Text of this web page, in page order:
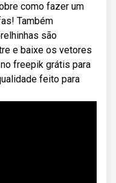
como fazer um
Também
são
e baixe os vetores
freepik grátis para
feito para